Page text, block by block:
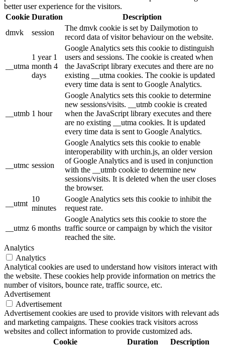
better user experience for the visitors.
Cookie Duration
Description
dmvk
session
The dmvk cookie is set by Dailymotion to
record data of visitor behaviour on the website.
__utma
1 year 1
month 4
days
Google Analytics sets this cookie to distinguish
users and sessions. The cookie is created when
the JavaScript library executes and there are no
existing __utma cookies. The cookie is updated
every time data is sent to Google Analytics.
__utmb 1 hour
Google Analytics sets this cookie to determine
new sessions/visits. __utmb cookie is created
when the JavaScript library executes and there
are no existing __utma cookies. It is updated
every time data is sent to Google Analytics.
__utmc session
Google Analytics sets this cookie to enable
interoperability with urchin.js, an older version
of Google Analytics and is used in conjunction
with the __utmb cookie to determine new
sessions/visits. It is deleted when the user closes
the browser.
__utmt
10
minutes
Google Analytics sets this cookie to inhibit the
request rate.
__utmz 6 months
Google Analytics sets this cookie to store the
traffic source or campaign by which the visitor
reached the site.
Analytics
Analytics
Analytical cookies are used to understand how visitors interact with
the website. These cookies help provide information on metrics the
number of visitors, bounce rate, traffic source, etc.
Advertisement
Advertisement
Advertisement cookies are used to provide visitors with relevant ads
and marketing campaigns. These cookies track visitors across
websites and collect information to provide customized ads.
Cookie
Duration Description